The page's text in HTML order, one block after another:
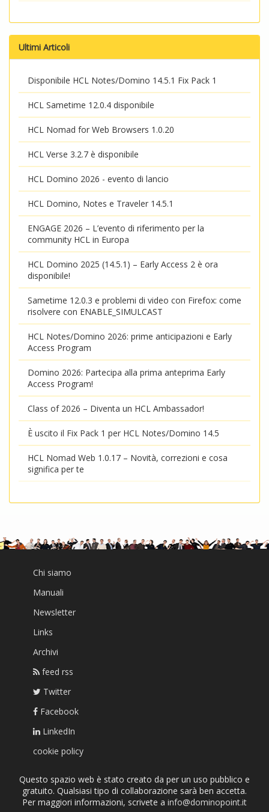
Ultimi Articoli
Disponibile HCL Notes/Domino 14.5.1 Fix Pack 1
HCL Sametime 12.0.4 disponibile
HCL Nomad for Web Browsers 1.0.20
HCL Verse 3.2.7 è disponibile
HCL Domino 2026 - evento di lancio
HCL Domino, Notes e Traveler 14.5.1
ENGAGE 2026 – L’evento di riferimento per la
community HCL in Europa
HCL Domino 2025 (14.5.1) – Early Access 2 è ora
disponibile!
Sametime 12.0.3 e problemi di video con Firefox: come
risolvere con ENABLE_SIMULCAST
HCL Notes/Domino 2026: prime anticipazioni e Early
Access Program
Domino 2026: Partecipa alla prima anteprima Early
Access Program!
Class of 2026 – Diventa un HCL Ambassador!
È uscito il Fix Pack 1 per HCL Notes/Domino 14.5
HCL Nomad Web 1.0.17 – Novità, correzioni e cosa
significa per te
Chi siamo
Manuali
Newsletter
Links
Archivi
feed rss
Twitter
Facebook
LinkedIn
cookie policy
Questo spazio web è stato creato da per un uso pubblico e
gratuito. Qualsiasi tipo di collaborazione sarà ben accetta.
Per maggiori informazioni, scrivete a info@dominopoint.it